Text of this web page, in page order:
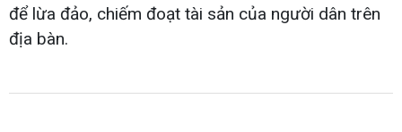
để lừa đảo, chiếm đoạt tài sản của người dân trên
địa bàn.